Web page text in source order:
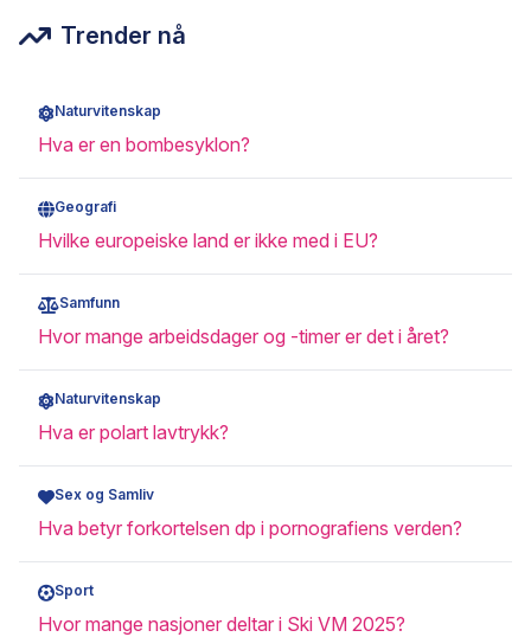
Trender nå
Naturvitenskap
Hva er en bombesyklon?
Geografi
Hvilke europeiske land er ikke med i EU?
Samfunn
Hvor mange arbeidsdager og -timer er det i året?
Naturvitenskap
Hva er polart lavtrykk?
Sex og Samliv
Hva betyr forkortelsen dp i pornografiens verden?
Sport
Hvor mange nasjoner deltar i Ski VM 2025?